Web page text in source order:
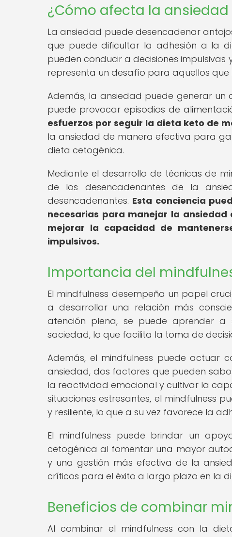
¿Cómo afecta la
La ansiedad puede desencadenar
que puede dificultar la adhesión a la
pueden conducir a decisiones
representa un desafío para aquellos
Además, la ansiedad puede generar un
puede provocar episodios de
esfuerzos por seguir la dieta keto de
la ansiedad de manera efectiva para
dieta cetogénica.
Mediante el desarrollo de técnicas de
de los desencadenantes de la
desencadenantes. Esta conciencia
necesarias para manejar la
mejorar la capacidad de
impulsivos.
Importancia del
El mindfulness desempeña un papel
a desarrollar una relación más
atención plena, se puede aprender a
saciedad, lo que facilita la toma de
Además, el mindfulness puede actuar
ansiedad, dos factores que pueden
la reactividad emocional y cultivar la
situaciones estresantes, el mindfulness
y resiliente, lo que a su vez favorece la
El mindfulness puede brindar un
cetogénica al fomentar una mayor
y una gestión más efectiva de la
críticos para el éxito a largo plazo en la
Beneficios de combinar
Al combinar el mindfulness con la